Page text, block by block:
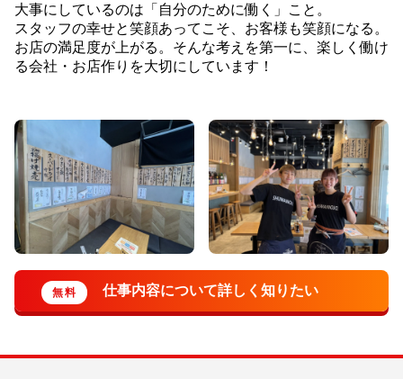
大事にしているのは「自分のために働く」こと。
スタッフの幸せと笑顔あってこそ、お客様も笑顔になる。
お店の満足度が上がる。そんな考えを第一に、楽しく働け
る会社・お店作りを大切にしています！